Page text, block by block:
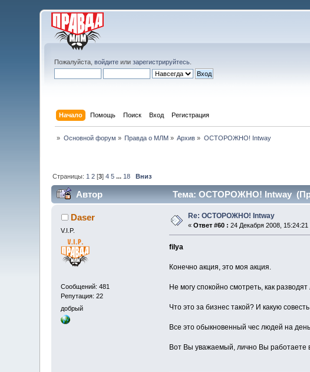
Пожалуйста,войдите илизарегистрируйтесь
Начало Помощь Поиск Вход Регистрация
» Основной форум » Правда о МЛМ » Архив » ОСТОРОЖНО! Intway
Страницы: 1 2 [3]4 5 ... 18 Вниз
Автор Тема: ОСТОРОЖНО! Intway
Daser
V.I.P.
Сообщений: 481
Репутация: 22
добрый
Re: ОСТОРОЖНО! Intway
«Ответ #60 : 24 Декабря 2008, 15:24:21
filya
Конечно акция, это моя акция.
Не могу спокойно смотреть, как
Что это за бизнес такой? И какую
Все это обыкновенный чес людей на
Вот Вы уважаемый, лично Вы работаете